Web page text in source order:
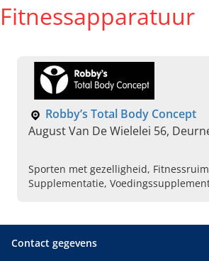
Fitnessapparatuur
Robby’s Total Body Concept
August Van De Wielelei 56,
Sporten met gezelligheid,
Supplementatie,
Contact gegevens